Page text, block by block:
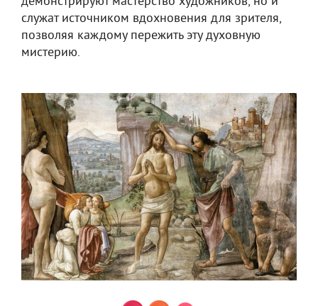
служат источником вдохновения для зрителя,
позволяя каждому пережить эту духовную
мистерию.